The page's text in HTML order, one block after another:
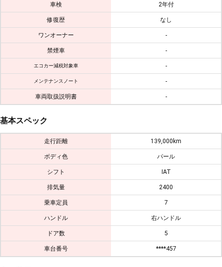
車検 2年付
修復歴 なし
ワンオーナー -
禁煙車 -
エコカー減税対象車 -
メンテナンスノート -
車両取扱説明書 -
基本スペック
走行距離 139,000km
ボディ色 パール
シフト IAT
排気量 2400
乗車定員 7
ハンドル 右ハンドル
ドア数 5
車台番号 ****457